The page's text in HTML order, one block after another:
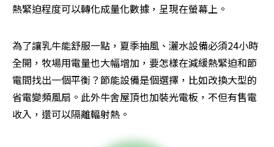
熱緊迫程度可以轉化成量化數據，呈現在螢幕上。
為了讓乳牛能舒服一點，夏季抽風、灑水設備必須24小時
全開，牧場用電量也大幅增加，要怎樣在減緩熱緊迫和節
電間找出一個平衡？節能設備是個選擇，比如改換大型的
省電變頻風扇。此外牛舍屋頂也加裝光電板，不但有售電
收入，還可以隔離輻射熱。